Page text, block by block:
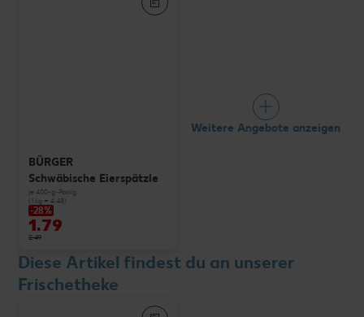
BÜRGER
Schwäbische Eierspätzle
je 400-g-Packg.
(1 kg = 4.48)
-28%
1.79
2.49
Weitere Angebote anzeigen
Diese Artikel findest du an unserer
Frischetheke